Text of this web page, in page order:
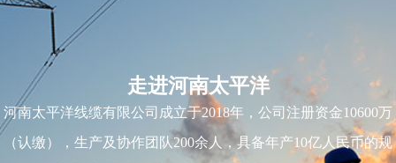
走进河南太平洋
河南太平洋线缆有限公司成立于2018年，公司注册资金10600万
（认缴），生产及协作团队200余人，具备年产10亿人民币的规